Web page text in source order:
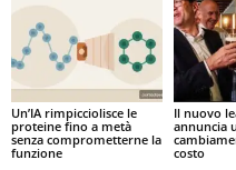
Un’IA rimpicciolisce le
proteine fino a metà
senza comprometterne la
funzione
Il nuovo
annuncia
costo